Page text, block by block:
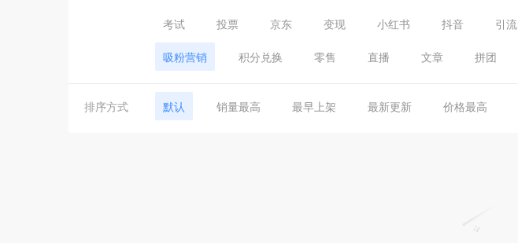
考试 投票 京东 变现 小红书 抖音 引流
吸粉营销 积分兑换 零售 直播 文章 拼团
排序方式 默认 销量最高 最早上架 最新更新 价格最高